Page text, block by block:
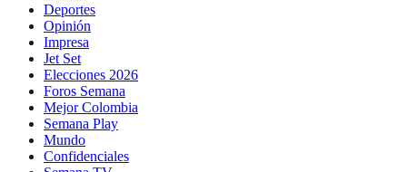
Deportes
Opinión
Impresa
Jet Set
Elecciones 2026
Foros Semana
Mejor Colombia
Semana Play
Mundo
Confidenciales